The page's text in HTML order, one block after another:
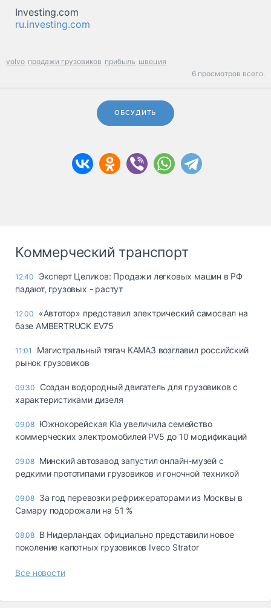
Investing.com
ru.investing.com
volvo продажи грузовиков прибыль швеция
6 просмотров всего.
ОБСУДИТЬ
Коммерческий транспорт
12:40
Эксперт Целиков: Продажи легковых машин в РФ
падают, грузовых - растут
12:00
«Автотор» представил электрический самосвал на
базе AMBERTRUCK EV75
11:01
Магистральный тягач КАМАЗ возглавил российский
рынок грузовиков
09:30
Создан водородный двигатель для грузовиков с
характеристиками дизеля
09.08 Южнокорейская Kia увеличила семейство
коммерческих электромобилей PV5 до 10 модификаций
09.08 Минский автозавод запустил онлайн-музей с
редкими прототипами грузовиков и гоночной техникой
09.08 За год перевозки рефрижераторами из Москвы в
Самару подорожали на 51 %
08.08 В Нидерландах официально представили новое
поколение капотных грузовиков Iveco Strator
Все новости